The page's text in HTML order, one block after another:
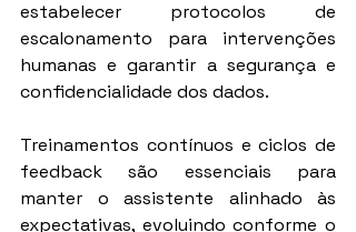
estabelecer protocolos de
escalonamento para intervenções
humanas e garantir a segurança e
confidencialidade dos dados.
Treinamentos contínuos e ciclos de
feedback são essenciais para
manter o assistente alinhado às
expectativas, evoluindo conforme o